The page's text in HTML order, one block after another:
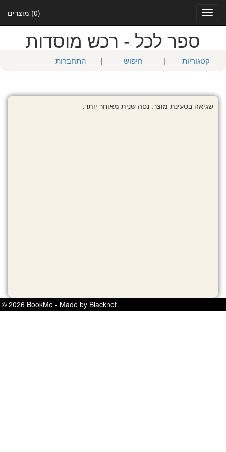
(0) מוצרים
Toggle
navigation
ספר לכל - רכש מוסדות
קטגוריות | חיפוש | התחברות
שגיאה בטעינת מוצר. נסה שנית מאוחר יותר.
© 2026 BookMe - Made by Blacknet